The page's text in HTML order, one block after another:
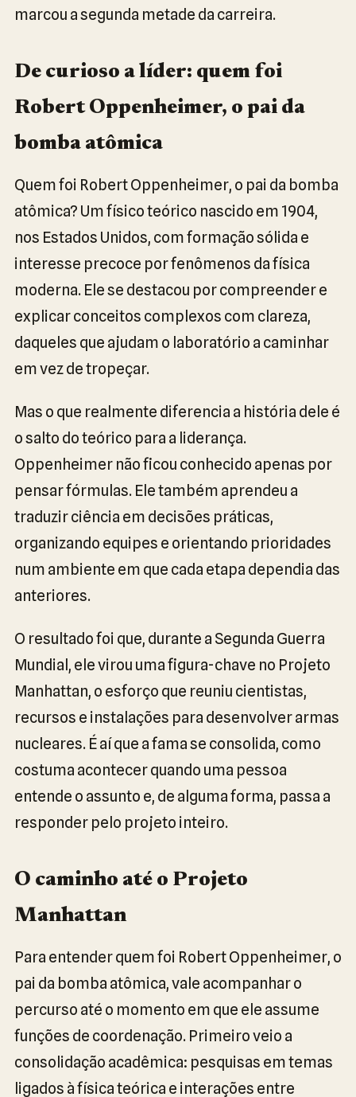
marcou a segunda metade da carreira.
De curioso a líder: quem foi
Robert Oppenheimer, o pai da
bomba atômica
Quem foi Robert Oppenheimer, o pai da bomba
atômica? Um físico teórico nascido em 1904,
nos Estados Unidos, com formação sólida e
interesse precoce por fenômenos da física
moderna. Ele se destacou por compreender e
explicar conceitos complexos com clareza,
daqueles que ajudam o laboratório a caminhar
em vez de tropeçar.
Mas o que realmente diferencia a história dele é
o salto do teórico para a liderança.
Oppenheimer não ficou conhecido apenas por
pensar fórmulas. Ele também aprendeu a
traduzir ciência em decisões práticas,
organizando equipes e orientando prioridades
num ambiente em que cada etapa dependia das
anteriores.
O resultado foi que, durante a Segunda Guerra
Mundial, ele virou uma figura-chave no Projeto
Manhattan, o esforço que reuniu cientistas,
recursos e instalações para desenvolver armas
nucleares. É aí que a fama se consolida, como
costuma acontecer quando uma pessoa
entende o assunto e, de alguma forma, passa a
responder pelo projeto inteiro.
O caminho até o Projeto
Manhattan
Para entender quem foi Robert Oppenheimer, o
pai da bomba atômica, vale acompanhar o
percurso até o momento em que ele assume
funções de coordenação. Primeiro veio a
consolidação acadêmica: pesquisas em temas
ligados à física teórica e interações entre